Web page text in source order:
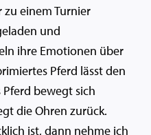
zu einem Turnier
und
ihre Emotionen über
Pferd lässt den
bewegt sich
die Ohren zurück.
ist, dann nehme ich